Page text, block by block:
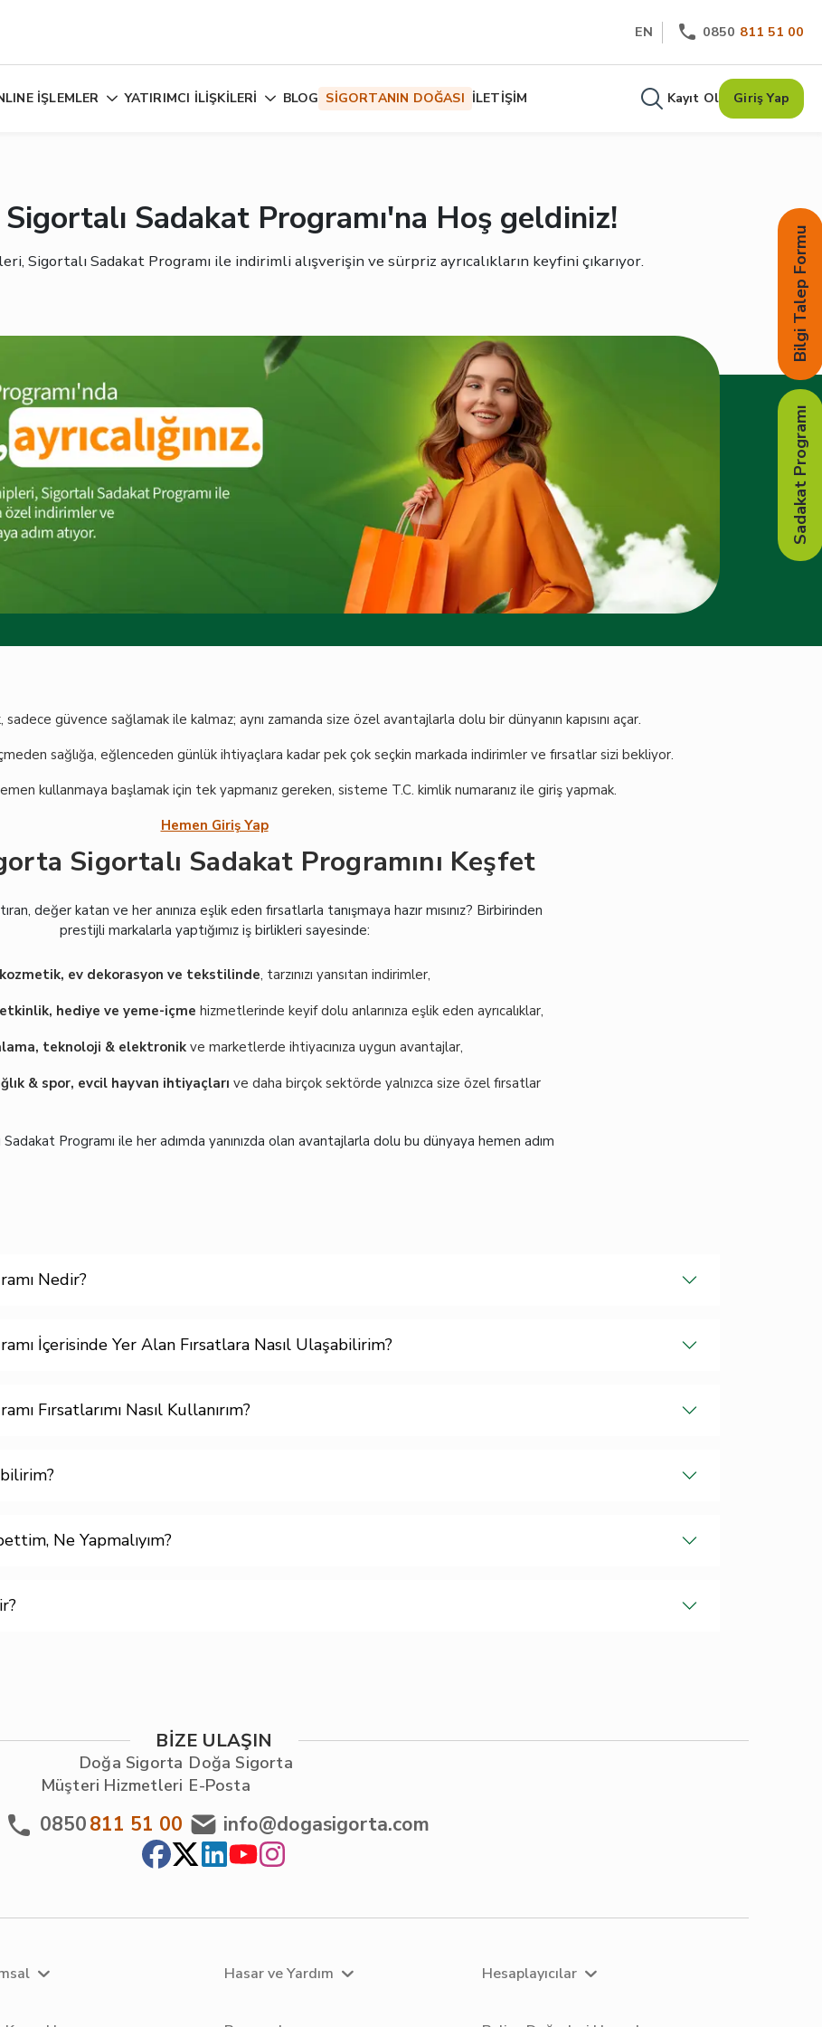
EN 0850 811 51 00
İŞLEMLER YATIRIMCI İLİŞKİLERİ BLOG SİGORTANIN DOĞASI İLETİŞİM Kayıt Ol Giriş Yap
Sadakat Programı'na Hoş geldiniz!
Sigortalı Sadakat Programı ile indirimli alışverişin ve sürpriz ayrıcalıkların keyfini çıkarıyor.
güvence sağlamak ile kalmaz; aynı zamanda size özel avantajlarla dolu bir dünyanın kapısını açar.
sağlığa, eğlenceden günlük ihtiyaçlara kadar pek çok seçkin markada indirimler ve fırsatlar sizi bekliyor.
kullanmaya başlamak için tek yapmanız gereken, sisteme T.C. kimlik numaranız ile giriş yapmak.
Hemen Giriş Yap
Sigortalı Sadakat Programını Keşfet
değer katan ve her anınıza eşlik eden fırsatlarla tanışmaya hazır mısınız? Birbirinden
prestijli markalarla yaptığımız iş birlikleri sayesinde:
kozmetik, ev dekorasyon ve tekstilinde, tarzınızı yansıtan indirimler,
hediye ve yeme-içme hizmetlerinde keyif dolu anlarınıza eşlik eden ayrıcalıklar,
teknoloji & elektronik ve marketlerde ihtiyacınıza uygun avantajlar,
& spor, evcil hayvan ihtiyaçları ve daha birçok sektörde yalnızca size özel fırsatlar
Programı ile her adımda yanınızda olan avantajlarla dolu bu dünyaya hemen adım
Nedir?
İçerisinde Yer Alan Fırsatlara Nasıl Ulaşabilirim?
Fırsatlarımı Nasıl Kullanırım?
Ne Yapmalıyım?
Bilgi Talep Formu
Sadakat Programı
BİZE ULAŞIN
Doğa Sigorta
Müşteri Hizmetleri
0850811 51 00
Doğa Sigorta
E-Posta
info@dogasigorta.com
Hasar ve Yardım Hesaplayıcılar